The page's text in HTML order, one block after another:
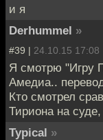
и я
Derhummel »
#39 | 24.10.15 17:08
Я смотрю "Игру
Амедиа..
Кто смотрел
Тириона на
Typical »